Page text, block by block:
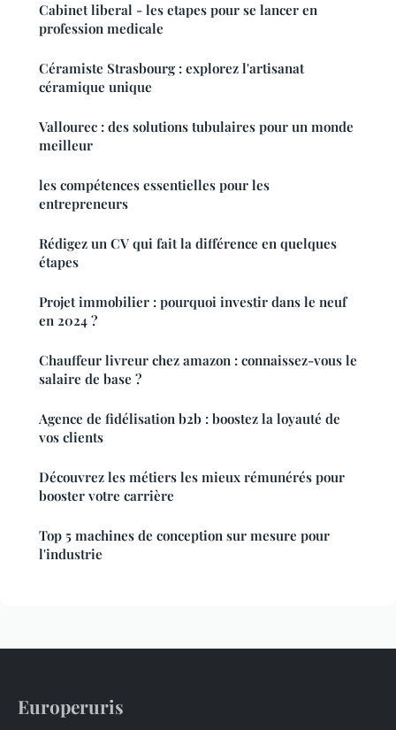
Cabinet liberal - les etapes pour se lancer en
profession medicale
Céramiste Strasbourg : explorez l'artisanat
céramique unique
Vallourec : des solutions tubulaires pour un monde
meilleur
les compétences essentielles pour les
entrepreneurs
Rédigez un CV qui fait la différence en quelques
étapes
Projet immobilier : pourquoi investir dans le neuf
en 2024 ?
Chauffeur livreur chez amazon : connaissez-vous le
salaire de base ?
Agence de fidélisation b2b : boostez la loyauté de
vos clients
Découvrez les métiers les mieux rémunérés pour
booster votre carrière
Top 5 machines de conception sur mesure pour
l'industrie
Europeruris